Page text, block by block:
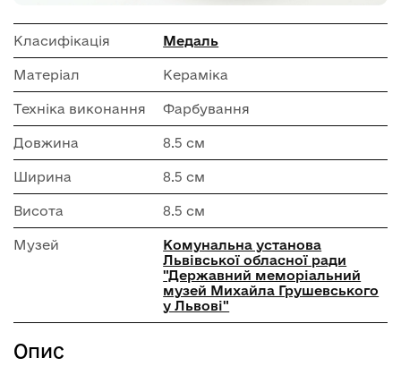
Класифікація Медаль
Матеріал Кераміка
Техніка виконання Фарбування
Довжина 8.5 см
Ширина 8.5 см
Висота 8.5 см
Музей
Комунальна установа
Львівської обласної ради
"Державний меморіальний
музей Михайла Грушевського
у Львові"
Опис